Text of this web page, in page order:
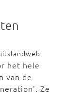
het hele
van de
Ze